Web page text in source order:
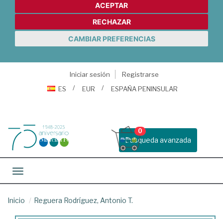
ACEPTAR
RECHAZAR
CAMBIAR PREFERENCIAS
Iniciar sesión
Registrarse
ES
EUR ESPAÑA PENINSULAR
Busqueda avanzada
0
Toggle navigation
Inicio Reguera Rodríguez, Antonio T.